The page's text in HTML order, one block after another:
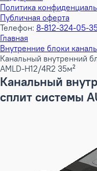
Политика
Публичная оферта
Телефон: 8-812-324-05-
Главная
Внутренние блоки
Канальный внутренний
AMLD-H12/4R2 35м²
Канальный
сплит системы